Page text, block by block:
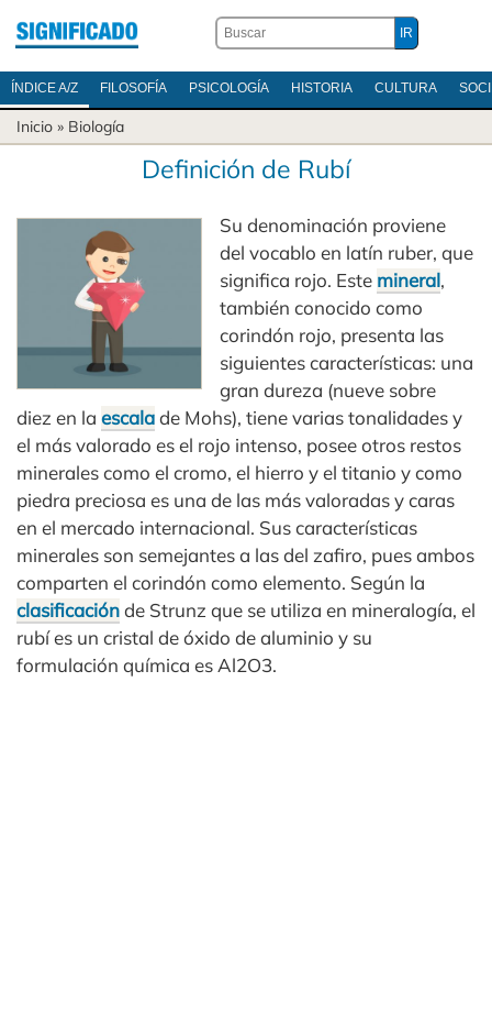
ÍNDICE A/Z FILOSOFÍA PSICOLOGÍA HISTORIA CULTURA
Inicio » Biología
Definición de Rubí
Su denominación proviene
del vocablo en latín ruber, que
significa rojo. Este mineral,
también conocido como
corindón rojo, presenta las
siguientes características: una
gran dureza (nueve sobre
diez en la escalade Mohs), tiene varias tonalidades y
el más valorado es el rojo intenso, posee otros restos
minerales como el cromo, el hierro y el titanio y como
piedra preciosa es una de las más valoradas y caras
en el mercado internacional. Sus características
minerales son semejantes a las del zafiro, pues ambos
comparten el corindón como elemento. Según la
clasificaciónde Strunz que se utiliza en mineralogía, el
rubí es un cristal de óxido de aluminio y su
formulación química es Al2O3.